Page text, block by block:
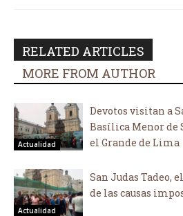
RELATED ARTICLES
MORE FROM AUTHOR
Actualidad
Devotos visitan a
Basílica Menor de
el Grande de Lima
Actualidad
San Judas Tadeo,
de las causas